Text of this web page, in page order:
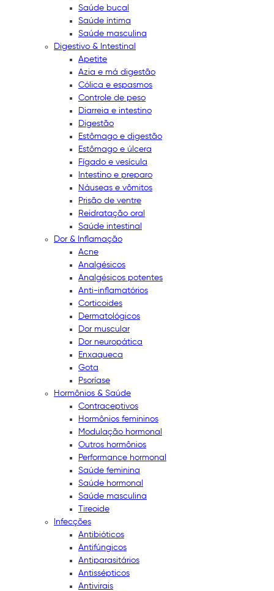
Saúde bucal
Saúde íntima
Saúde masculina
Digestivo & Intestinal
Apetite
Azia e má digestão
Cólica e espasmos
Controle de peso
Diarreia e intestino
Digestão
Estômago e digestão
Estômago e úlcera
Fígado e vesícula
Intestino e preparo
Náuseas e vômitos
Prisão de ventre
Reidratação oral
Saúde intestinal
Dor & Inflamação
Acne
Analgésicos
Analgésicos potentes
Anti-inflamatórios
Corticoides
Dermatológicos
Dor muscular
Dor neuropática
Enxaqueca
Gota
Psoríase
Hormônios & Saúde
Contraceptivos
Hormônios femininos
Modulação hormonal
Outros hormônios
Performance hormonal
Saúde feminina
Saúde hormonal
Saúde masculina
Tireoide
Infecções
Antibióticos
Antifúngicos
Antiparasitários
Antissépticos
Antivirais